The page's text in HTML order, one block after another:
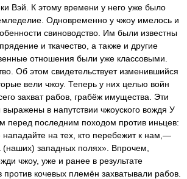
Вэй. К этому времени у него уже было
Одновременно у чжоу имелось и
свиноводство. Им были известны
и ткачество, а также и другие
отношения были уже классовыми.
Об этом свидетельствует изменившийся
вели чжоу. Теперь у них целью войн
захват рабов, грабёж имущества. Эти
в напутствии чжоуского вождя У
перед последним походом против иньцев:
на тех, кто перебежит к нам,—
(наших) западных полях». Впрочем,
чжоу, уже и ранее в результате
кочевых племён захватывали рабов.